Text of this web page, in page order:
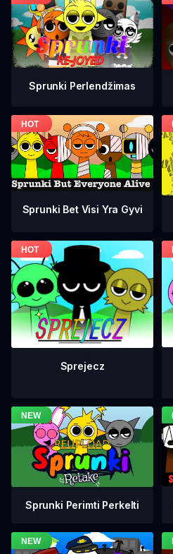
Sprunki Perlendžimas
Sprunki Bet Visi Yra Gyvi
Sprejecz
Sprunki Perimti Perkelti